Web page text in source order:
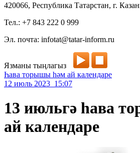
420066, Республика Татарстан, г.
Тел.: +7 843 222 0 999
Эл. почта: infotat@tatar-inform.ru
Язманы тыңлагыз
Һава торышы һәм ай календаре
12 июль 2023 15:07
13 июльгә һава
ай календаре